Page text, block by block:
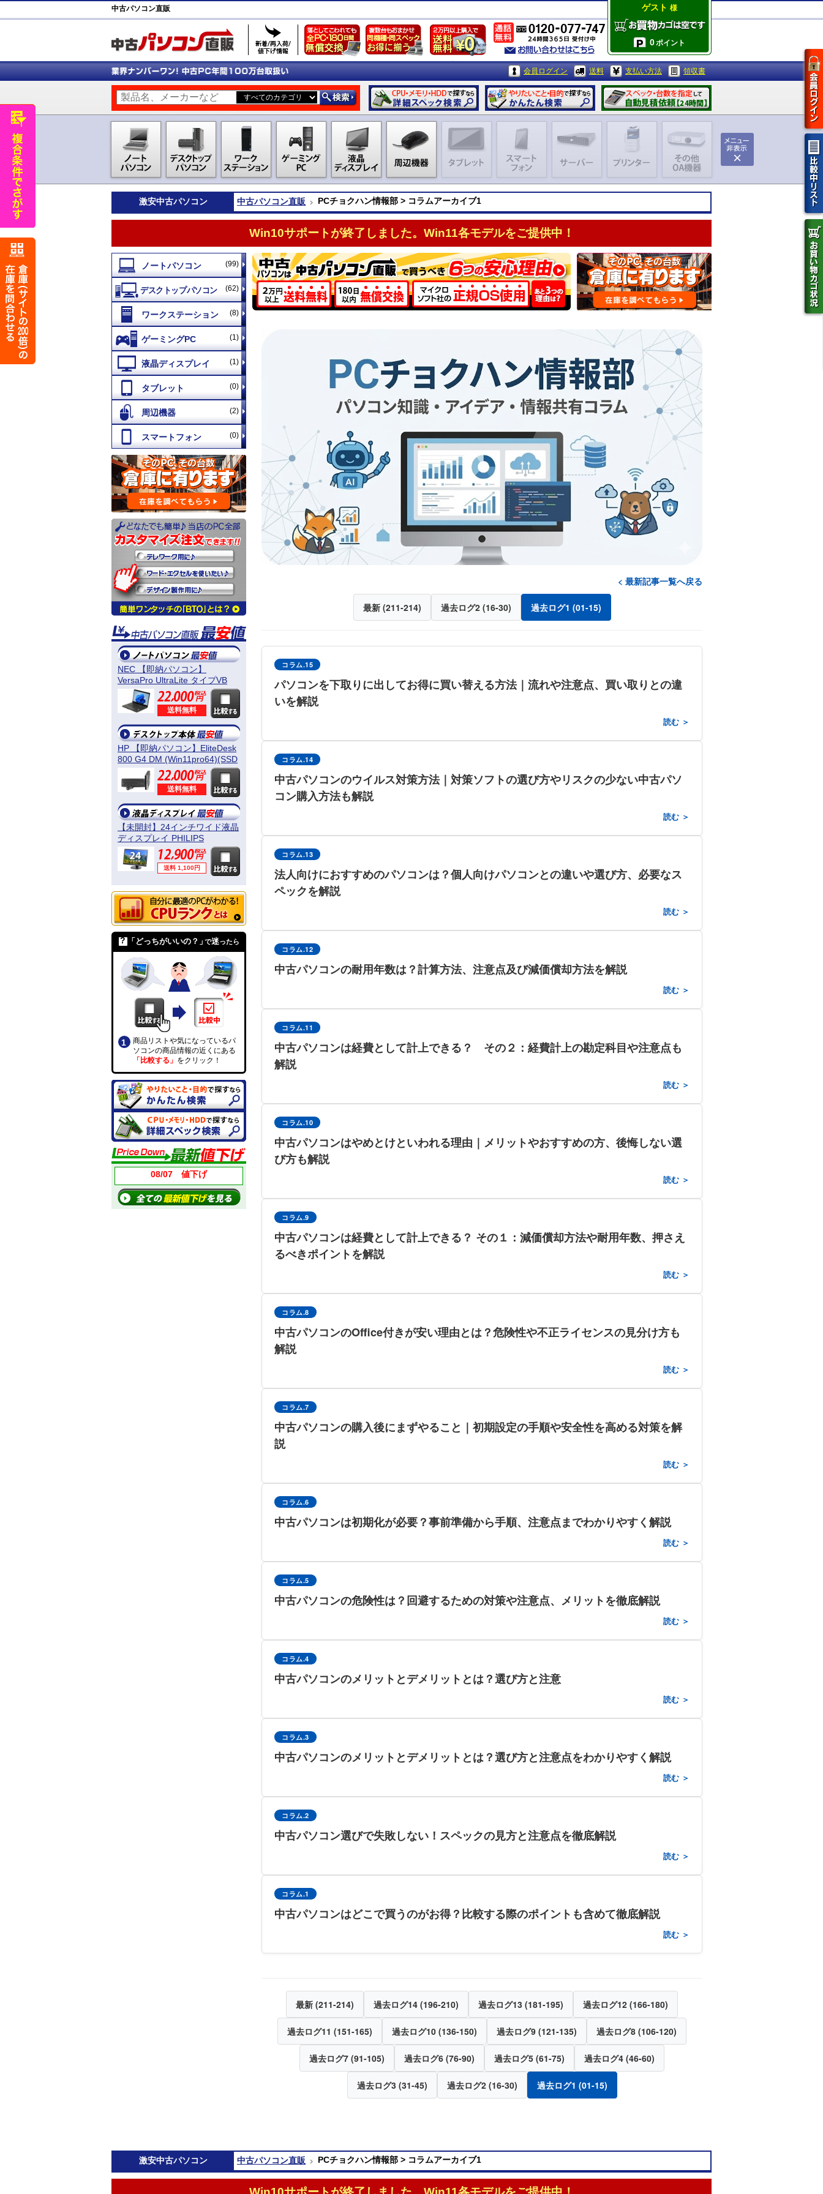
中古パソコン直販 ゲスト 様
0ポイント
会員ログイン 送料 支払い方法 領収書
激安中古パソコン 中古パソコン直販 PCチョクハン情報部 > コラムアーカイブ1
Win10サポートが終了しました。Win11各モデルをご提供中！
(99)
(62)
(8)
(1)
(1)
(0)
(2)
(0)
NEC 【即納パソコン】
VersaPro UltraLite タイプVB
(Win11pro64) 5N8
送料無料
HP 【即納パソコン】EliteDesk
800 G4 DM (Win11pro64)(SSD
新品) 5D8
送料無料
【未開封】24インチワイド液晶
ディスプレイ PHILIPS
241B4LPYCB/11
送料 1,100円
「どっちがいいの？」で迷ったら
商品リストや気になっているパ
ソコンの商品情報の近くにある
「比較する」 をクリック！
08/07 値下げ
< 最新記事一覧へ戻る
最新 (211-214) 過去ログ2 (16-30) 過去ログ1 (01-15)
コラム.15
パソコンを下取りに出してお得に買い替える方法｜流れや注意点、買い取りとの違
いを解説
読む ＞
コラム.14
中古パソコンのウイルス対策方法｜対策ソフトの選び方やリスクの少ない中古パソ
コン購入方法も解説
読む ＞
コラム.13
法人向けにおすすめのパソコンは？個人向けパソコンとの違いや選び方、必要なス
ペックを解説
読む ＞
コラム.12
中古パソコンの耐用年数は？計算方法、注意点及び減価償却方法を解説
読む ＞
コラム.11
中古パソコンは経費として計上できる？ その２：経費計上の勘定科目や注意点も
解説
読む ＞
コラム.10
中古パソコンはやめとけといわれる理由｜メリットやおすすめの方、後悔しない選
び方も解説
読む ＞
コラム.9
中古パソコンは経費として計上できる？ その１：減価償却方法や耐用年数、押さえ
るべきポイントを解説
読む ＞
コラム.8
中古パソコンのOffice付きが安い理由とは？危険性や不正ライセンスの見分け方も
解説
読む ＞
コラム.7
中古パソコンの購入後にまずやること｜初期設定の手順や安全性を高める対策を解
説
読む ＞
コラム.6
中古パソコンは初期化が必要？事前準備から手順、注意点までわかりやすく解説
読む ＞
コラム.5
中古パソコンの危険性は？回避するための対策や注意点、メリットを徹底解説
読む ＞
コラム.4
中古パソコンのメリットとデメリットとは？選び方と注意
読む ＞
コラム.3
中古パソコンのメリットとデメリットとは？選び方と注意点をわかりやすく解説
読む ＞
コラム.2
中古パソコン選びで失敗しない！スペックの見方と注意点を徹底解説
読む ＞
コラム.1
中古パソコンはどこで買うのがお得？比較する際のポイントも含めて徹底解説
読む ＞
最新 (211-214) 過去ログ14 (196-210) 過去ログ13 (181-195) 過去ログ12 (166-180)
過去ログ11 (151-165) 過去ログ10 (136-150) 過去ログ9 (121-135) 過去ログ8 (106-120)
過去ログ7 (91-105) 過去ログ6 (76-90) 過去ログ5 (61-75) 過去ログ4 (46-60)
過去ログ3 (31-45) 過去ログ2 (16-30) 過去ログ1 (01-15)
激安中古パソコン 中古パソコン直販 PCチョクハン情報部 > コラムアーカイブ1